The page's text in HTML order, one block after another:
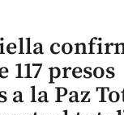
117 presos
a la Paz